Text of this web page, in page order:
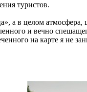
туристов.
а в целом атмосфера,
и вечно
на карте я не